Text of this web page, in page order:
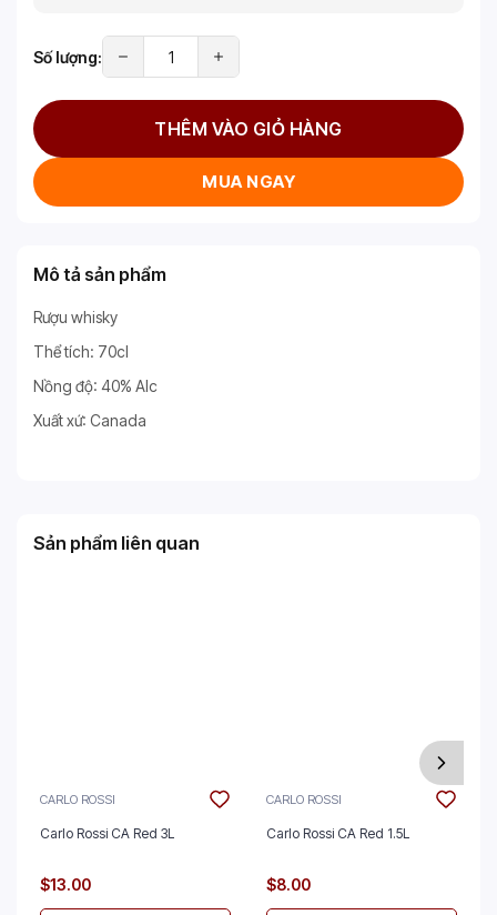
Số lượng:
THÊM VÀO GIỎ HÀNG
MUA NGAY
Mô tả sản phẩm
Rượu whisky
Thể tích: 70cl
Nồng độ: 40% Alc
Xuất xứ: Canada
Sản phẩm liên quan
CARLO ROSSI
Carlo Rossi CA Red 3L
$13.00
CARLO ROSSI
Carlo Rossi CA Red 1.5L
$8.00